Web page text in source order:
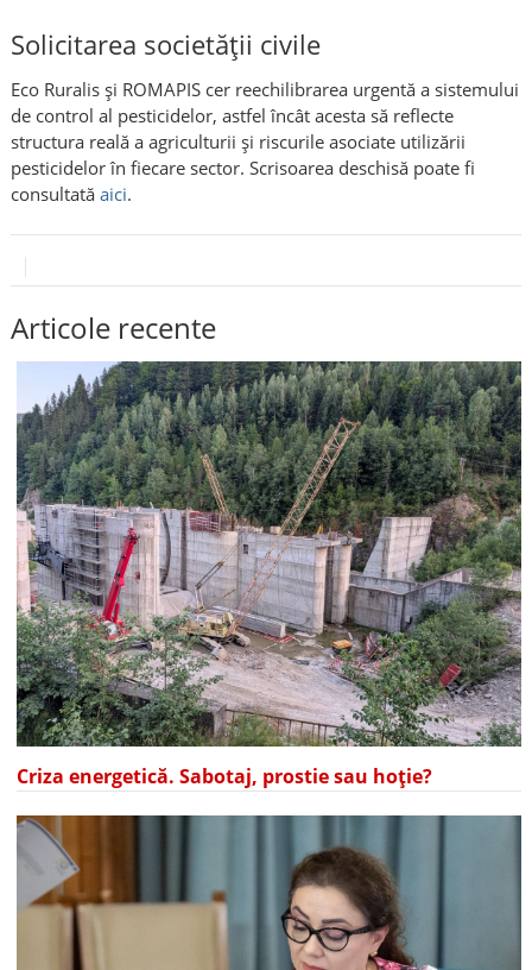
Solicitarea societății civile
Eco Ruralis și ROMAPIS cer reechilibrarea urgentă a sistemului
de control al pesticidelor, astfel încât acesta să reflecte
structura reală a agriculturii și riscurile asociate utilizării
pesticidelor în fiecare sector. Scrisoarea deschisă poate fi
consultată aici.
Articole recente
Criza energetică. Sabotaj, prostie sau hoție?